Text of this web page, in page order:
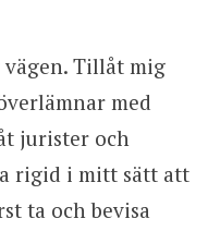
Tillåt mig
med
jurister och
rigid i mitt sätt att
ta och bevisa